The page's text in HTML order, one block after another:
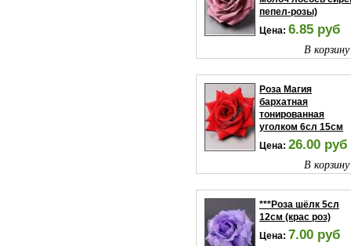
пепел-розы)
Цена: 6.85 руб
В
Роза Магия
бархатная
тонированная
уголком 6сл 15см
Цена: 26.00 руб
В
***Роза шёлк 5сл
12см (крас роз)
Цена: 7.00 руб